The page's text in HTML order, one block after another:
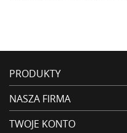
PRODUKTY
NASZA FIRMA
TWOJE KONTO